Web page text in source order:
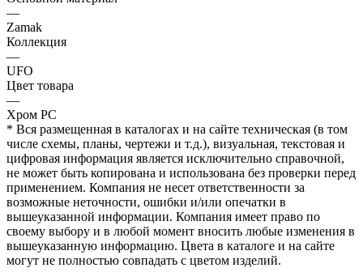
—
Zamak
Коллекция
—
UFO
Цвет товара
—
Хром PC
* Вся размещенная в каталогах и на сайте техническая (в том
числе схемы, планы, чертежи и т.д.), визуальная, текстовая и
цифровая информация является исключительно справочной,
не может быть копирована и использована без проверки перед
применением. Компания не несет ответственности за
возможные неточности, ошибки и/или опечатки в
вышеуказанной информации. Компания имеет право по
своему выбору и в любой момент вносить любые изменения в
вышеуказанную информацию. Цвета в каталоге и на сайте
могут не полностью совпадать с цветом изделий.